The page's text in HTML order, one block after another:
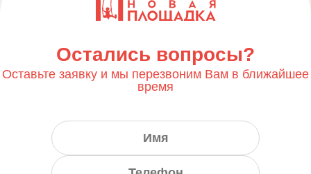
Остались вопросы?
Оставьте заявку и мы перезвоним Вам в ближайшее
время